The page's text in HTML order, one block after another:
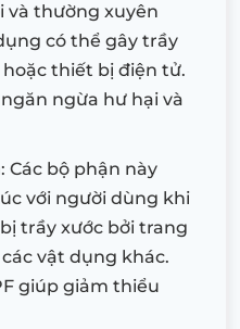
và thường xuyên
có thể gây trầy
thiết bị điện tử.
ngừa hư hại và
: Các bộ phận này
với người dùng khi
trầy xước bởi trang
vật dụng khác.
giúp giảm thiểu